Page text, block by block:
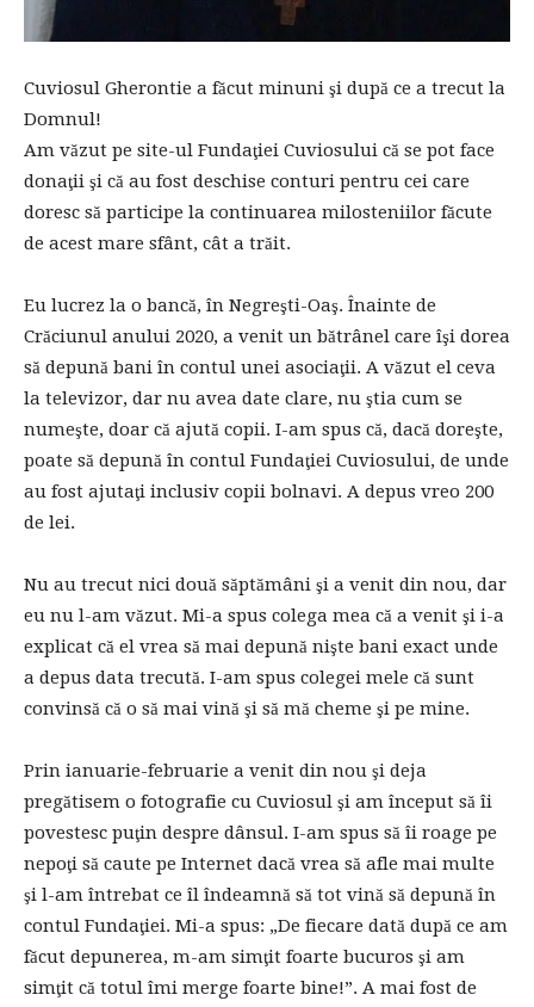
Cuviosul Gherontie a făcut minuni şi după ce a trecut la
Domnul!
Am văzut pe site-ul Fundaţiei Cuviosului că se pot face
donaţii şi că au fost deschise conturi pentru cei care
doresc să participe la continuarea milosteniilor făcute
de acest mare sfânt, cât a trăit.
Eu lucrez la o bancă, în Negreşti-Oaş. Înainte de
Crăciunul anului 2020, a venit un bătrânel care îşi dorea
să depună bani în contul unei asociaţii. A văzut el ceva
la televizor, dar nu avea date clare, nu ştia cum se
numeşte, doar că ajută copii. I-am spus că, dacă doreşte,
poate să depună în contul Fundaţiei Cuviosului, de unde
au fost ajutaţi inclusiv copii bolnavi. A depus vreo 200
de lei.
Nu au trecut nici două săptămâni şi a venit din nou, dar
eu nu l-am văzut. Mi-a spus colega mea că a venit şi i-a
explicat că el vrea să mai depună nişte bani exact unde
a depus data trecută. I-am spus colegei mele că sunt
convinsă că o să mai vină şi să mă cheme şi pe mine.
Prin ianuarie-februarie a venit din nou şi deja
pregătisem o fotografie cu Cuviosul şi am început să îi
povestesc puţin despre dânsul. I-am spus să îi roage pe
nepoţi să caute pe Internet dacă vrea să afle mai multe
şi l-am întrebat ce îl îndeamnă să tot vină să depună în
contul Fundaţiei. Mi-a spus: „De fiecare dată după ce am
făcut depunerea, m-am simţit foarte bucuros şi am
simţit că totul îmi merge foarte bine!”. A mai fost de